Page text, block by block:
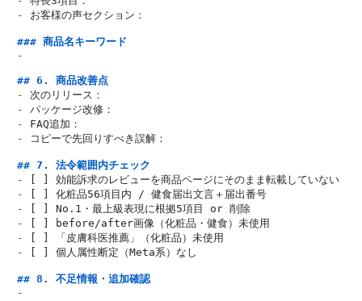
-
お客様の声セクション：
### 商品名キーワード
-
## 6. 商品改善点
-
-
-
-
コピーで先回りすべき誤解：
## 7. 法令範囲内チェック
-
-
-
-
-
-
[ ] 個人属性断定（Meta系）なし
## 8. 不足情報・追加確認
-